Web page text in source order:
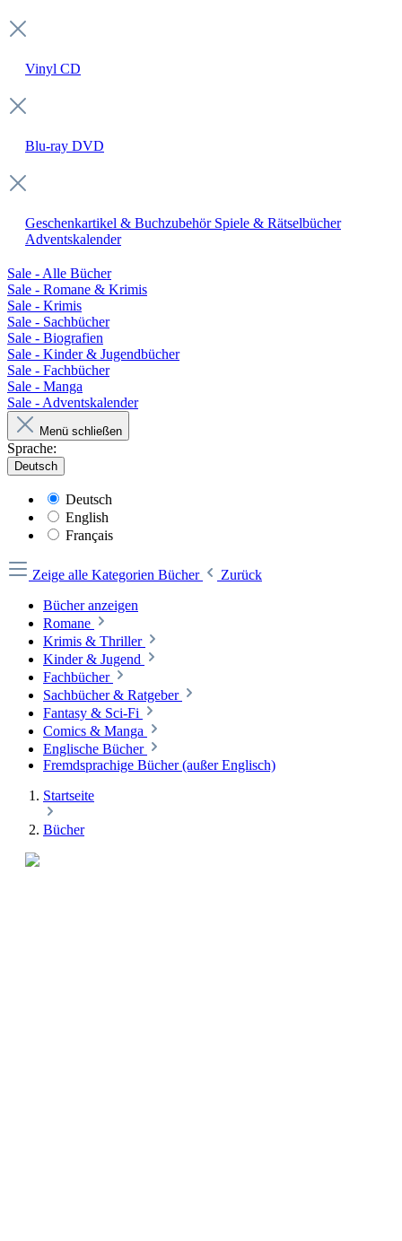
Vinyl CD
Blu-ray DVD
Geschenkartikel & Buchzubehör Spiele & Rätselbücher
Adventskalender
Sale - Alle Bücher
Sale - Romane & Krimis
Sale - Krimis
Sale - Sachbücher
Sale - Biografien
Sale - Kinder & Jugendbücher
Sale - Fachbücher
Sale - Manga
Sale - Adventskalender
Menü schließen
Sprache:
Deutsch
Deutsch
English
Français
Zeige alle Kategorien Bücher
Zurück
Bücher anzeigen
Romane
Krimis & Thriller
Kinder & Jugend
Fachbücher
Sachbücher & Ratgeber
Fantasy & Sci-Fi
Comics & Manga
Englische Bücher
Fremdsprachige Bücher (außer Englisch)
Startseite
Bücher